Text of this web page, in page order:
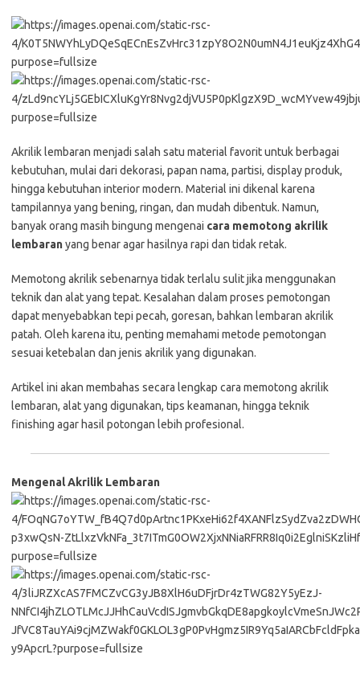
Akrilik lembaran menjadi salah satu material favorit untuk berbagai
kebutuhan, mulai dari dekorasi, papan nama, partisi, display produk,
hingga kebutuhan interior modern. Material ini dikenal karena
tampilannya yang bening, ringan, dan mudah dibentuk. Namun,
banyak orang masih bingung mengenai cara memotong akrilik
lembaranyang benar agar hasilnya rapi dan tidak retak.
Memotong akrilik sebenarnya tidak terlalu sulit jika menggunakan
teknik dan alat yang tepat. Kesalahan dalam proses pemotongan
dapat menyebabkan tepi pecah, goresan, bahkan lembaran akrilik
patah. Oleh karena itu, penting memahami metode pemotongan
sesuai ketebalan dan jenis akrilik yang digunakan.
Artikel ini akan membahas secara lengkap cara memotong akrilik
lembaran, alat yang digunakan, tips keamanan, hingga teknik
finishing agar hasil potongan lebih profesional.
Mengenal Akrilik Lembaran